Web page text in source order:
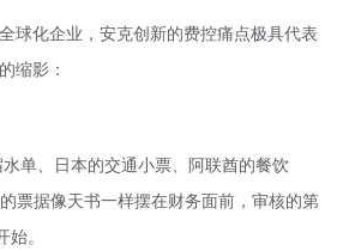
球化企业，安克创新的费控痛点极具代表
缩影：
单、日本的交通小票、阿联酋的餐饮
票据像天书一样摆在财务面前，审核的第
。